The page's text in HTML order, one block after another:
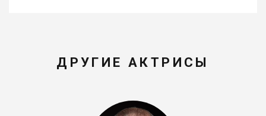
ДРУГИЕ АКТРИСЫ